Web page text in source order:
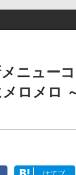
ニュー
ロメロ